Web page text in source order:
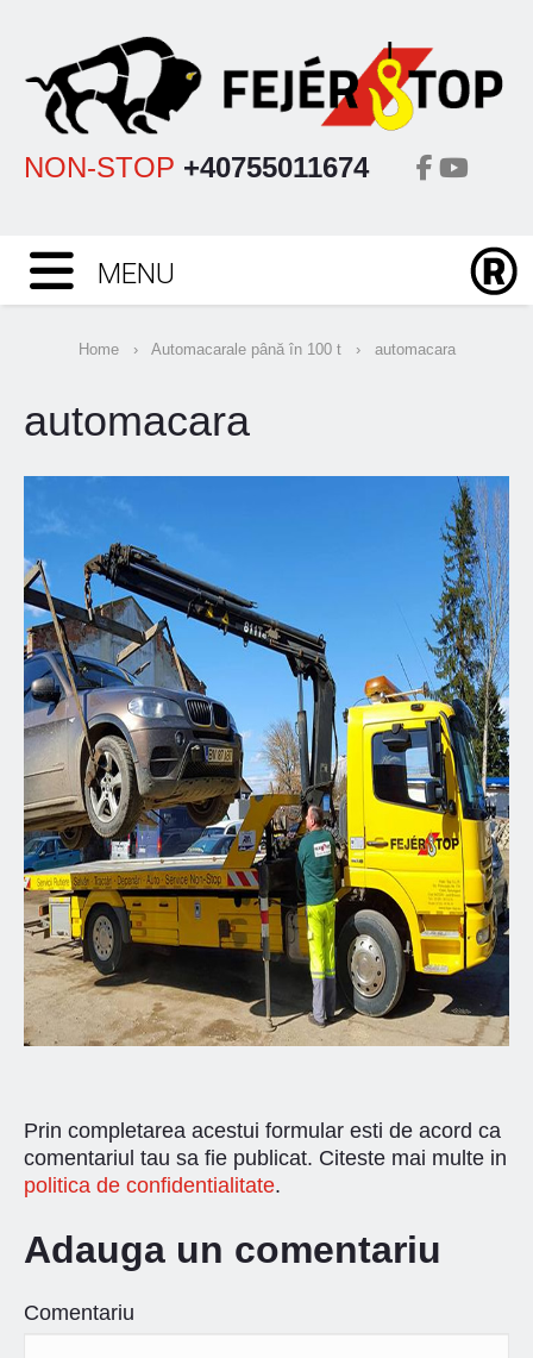
NON-STOP +40755011674
MENU
Home› Automacarale până în 100 t› automacara
automacara
Prin completarea acestui formular esti de acord ca
comentariul tau sa fie publicat. Citeste mai multe in
politica de confidentialitate.
Adauga un comentariu
Comentariu